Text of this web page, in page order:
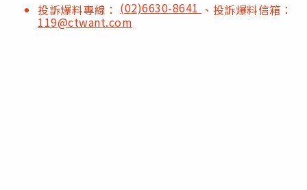
投訴爆料專線： (02)6630-8641 、投訴爆料信箱：
119@ctwant.com